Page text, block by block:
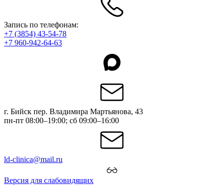
Запись по телефонам:
+7 (3854) 43-54-78
+7 960-942-64-63
г. Бийск пер. Владимира Мартьянова, 43
пн-пт 08:00–19:00; сб 09:00–16:00
ld-clinica@mail.ru
Версия для слабовидящих